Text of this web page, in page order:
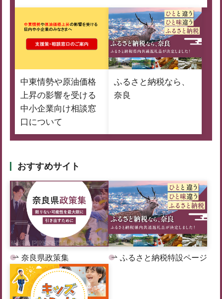
中東情勢や原油価格
上昇の影響を受ける
中小企業向け相談窓
口について
ふるさと納税なら、
奈良
おすすめサイト
奈良県政策集 ふるさと納税特設ページ